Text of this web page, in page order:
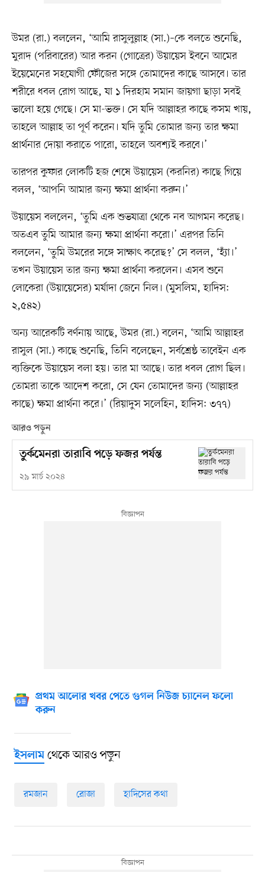
উমর (রা.) বললেন, ‘আমি রাসুলুল্লাহ (সা.)–কে বলতে শুনেছি,
মুরাদ (পরিবারের) আর করন (গোত্রের) উয়ায়েস ইবনে আমের
ইয়েমেনের সহযোগী ফৌজের সঙ্গে তোমাদের কাছে আসবে। তার
শরীরে ধবল রোগ আছে, যা ১ দিরহাম সমান জায়গা ছাড়া সবই
ভালো হয়ে গেছে। সে মা-ভক্ত। সে যদি আল্লাহর কাছে কসম খায়,
তাহলে আল্লাহ তা পূর্ণ করেন। যদি তুমি তোমার জন্য তার ক্ষমা
প্রার্থনার দোয়া করাতে পারো, তাহলে অবশ্যই করবে।’
তারপর কুফার লোকটি হজ শেষে উয়ায়েস (করনির) কাছে গিয়ে
বলল, ‘আপনি আমার জন্য ক্ষমা প্রার্থনা করুন।’
উয়ায়েস বললেন, ‘তুমি এক শুভযাত্রা থেকে নব আগমন করেছ।
অতএব তুমি আমার জন্য ক্ষমা প্রার্থনা করো।’ এরপর তিনি
বললেন, ‘তুমি উমরের সঙ্গে সাক্ষাৎ করেছ?’ সে বলল, ‘হ্যাঁ।’
তখন উয়ায়েস তার জন্য ক্ষমা প্রার্থনা করলেন। এসব শুনে
লোকেরা (উয়ায়েসের) মর্যাদা জেনে নিল। (মুসলিম, হাদিস:
২,৫৪২)
অন্য আরেকটি বর্ণনায় আছে, উমর (রা.) বলেন, ‘আমি আল্লাহর
রাসুল (সা.) কাছে শুনেছি, তিনি বলেছেন, সর্বশ্রেষ্ঠ তাবেইন এক
ব্যক্তিকে উয়ায়েস বলা হয়। তার মা আছে। তার ধবল রোগ ছিল।
তোমরা তাকে আদেশ করো, সে যেন তোমাদের জন্য (আল্লাহর
কাছে) ক্ষমা প্রার্থনা করে।’ (রিয়াদুস সলেহিন, হাদিস: ৩৭৭)
আরও পড়ুন
তুর্কমেনরা তারাবি পড়ে ফজর পর্যন্ত
২৯ মার্চ ২০২৪
প্রথম আলোর খবর পেতে গুগল নিউজ চ্যানেল ফলো
করুন
ইসলামথেকে আরও পড়ুন
রমজান রোজা হাদিসের কথা